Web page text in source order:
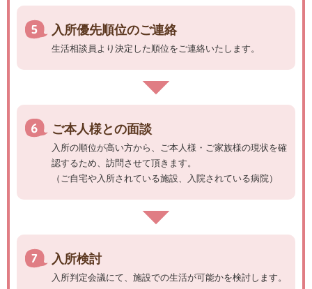
入所優先順位のご連絡
生活相談員より決定した順位をご連絡いたします。
ご本人様との面談
入所の順位が高い方から、ご本人様・ご家族様の現状を確
認するため、訪問させて頂きます。
（ご自宅や入所されている施設、入院されている病院）
入所検討
入所判定会議にて、施設での生活が可能かを検討します。